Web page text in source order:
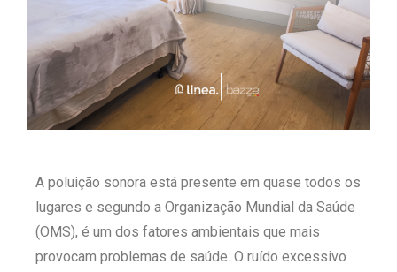
A poluição sonora está presente em quase todos os
lugares e segundo a Organização Mundial da Saúde
(OMS), é um dos fatores ambientais que mais
provocam problemas de saúde. O ruído excessivo